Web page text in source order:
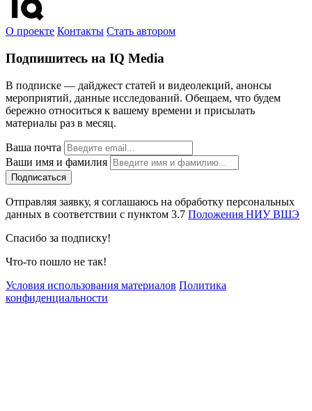
О проекте Контакты Стать автором
Подпишитесь на IQ Media
В подписке — дайджест статей и видеолекций, анонсы
мероприятий, данные исследований. Обещаем, что будем
бережно относиться к вашему времени и присылать
материалы раз в месяц.
Ваша почта
Ваши имя и фамилия
Отправляя заявку, я соглашаюсь на обработку персональных
данных в соответствии с пунктом 3.7 Положения НИУ ВШЭ
Спасибо за подписку!
Что-то пошло не так!
Условия использования материалов Политика
конфиденциальности